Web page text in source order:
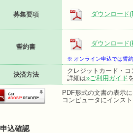
募集要項 ダウンロード
誓約書 ダウンロード
※ オンライン申込では誓
決済方法
クレジットカード・
詳細は»ご利用ガイド
PDF形式の文書の表示
コンピュータにインス
申込確認